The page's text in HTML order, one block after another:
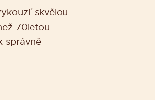
skvělou
70letou
správně